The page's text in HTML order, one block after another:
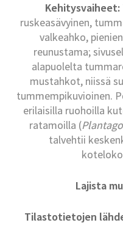
Kehitysvaiheet:
ruskeasävyinen,
valkeahko,
reunustama;
alapuolelta
mustahkot, niissä
tummempikuvioinen.
erilaisilla ruohoilla
ratamoilla (Plantago
talvehtii
Lajista
Tilastotietojen